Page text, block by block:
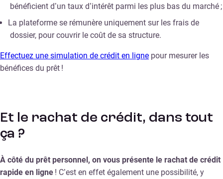
bénéficient d’un taux d’intérêt parmi les plus bas du marché ;
La plateforme se rémunère uniquement sur les frais de
dossier, pour couvrir le coût de sa structure.
Effectuez une simulation de crédit en ligne pour mesurer les
bénéfices du prêt !
Et le rachat de crédit, dans tout
ça ?
À côté du prêt personnel, on vous présente le rachat de crédit
rapide en ligne ! C’est en effet également une possibilité, y